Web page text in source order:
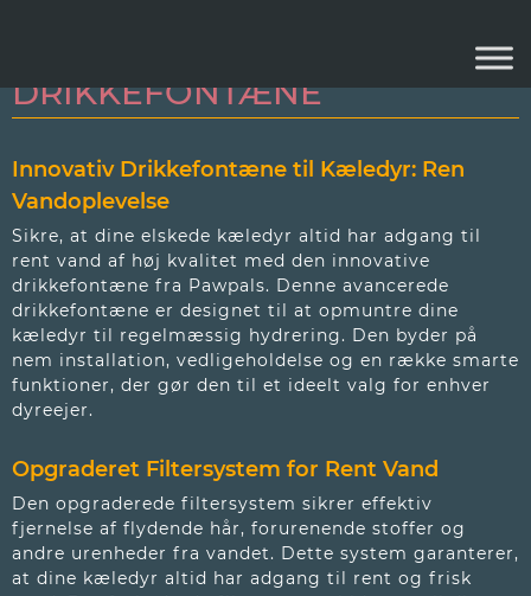
DRIKKEFONTÆNE
Innovativ Drikkefontæne til Kæledyr: Ren
Vandoplevelse
Sikre, at dine elskede kæledyr altid har adgang til
rent vand af høj kvalitet med den innovative
drikkefontæne fra Pawpals. Denne avancerede
drikkefontæne er designet til at opmuntre dine
kæledyr til regelmæssig hydrering. Den byder på
nem installation, vedligeholdelse og en række smarte
funktioner, der gør den til et ideelt valg for enhver
dyreejer.
Opgraderet Filtersystem for Rent Vand
Den opgraderede filtersystem sikrer effektiv
fjernelse af flydende hår, forurenende stoffer og
andre urenheder fra vandet. Dette system garanterer,
at dine kæledyr altid har adgang til rent og frisk